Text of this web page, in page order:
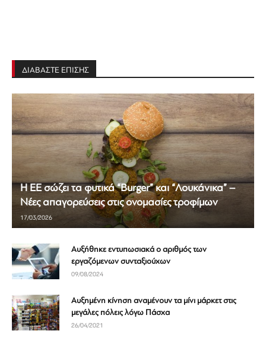
ΔΙΑΒΑΣΤΕ ΕΠΙΣΗΣ
Η ΕΕ σώζει τα φυτικά “Burger” και “Λουκάνικα” –
Νέες απαγορεύσεις στις ονομασίες τροφίμων
17/03/2026
Αυξήθηκε εντυπωσιακά ο αριθμός των
εργαζόμενων συνταξιούχων
09/08/2024
Αυξημένη κίνηση αναμένουν τα μίνι μάρκετ στις
μεγάλες πόλεις λόγω Πάσχα
26/04/2021